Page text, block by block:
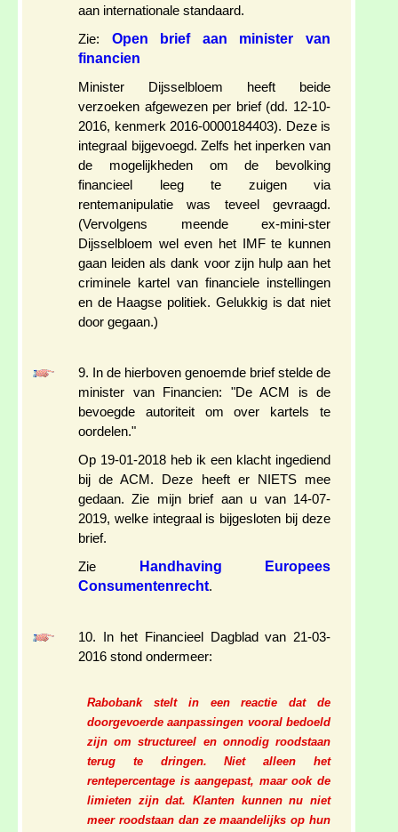
aan internationale standaard.
Zie: Open brief aan minister van
financien
Minister Dijsselbloem heeft beide
verzoeken afgewezen per brief (dd. 12-10-
2016, kenmerk 2016-0000184403). Deze is
integraal bijgevoegd. Zelfs het inperken van
de mogelijkheden om de bevolking
financieel leeg te zuigen via
rentemanipulatie was teveel gevraagd.
(Vervolgens meende ex-mini-ster
Dijsselbloem wel even het IMF te kunnen
gaan leiden als dank voor zijn hulp aan het
criminele kartel van financiele instellingen
en de Haagse politiek. Gelukkig is dat niet
door gegaan.)
9. In de hierboven genoemde brief stelde de
minister van Financien: "De ACM is de
bevoegde autoriteit om over kartels te
oordelen."
Op 19-01-2018 heb ik een klacht ingediend
bij de ACM. Deze heeft er NIETS mee
gedaan. Zie mijn brief aan u van 14-07-
2019, welke integraal is bijgesloten bij deze
brief.
Zie
Handhaving Europees
Consumentenrecht.
10. In het Financieel Dagblad van 21-03-
2016 stond ondermeer:
Rabobank stelt in een reactie dat de
doorgevoerde aanpassingen vooral bedoeld
zijn om structureel en onnodig roodstaan
terug te dringen. Niet alleen het
rentepercentage is aangepast, maar ook de
limieten zijn dat. Klanten kunnen nu niet
meer roodstaan dan ze maandelijks op hun